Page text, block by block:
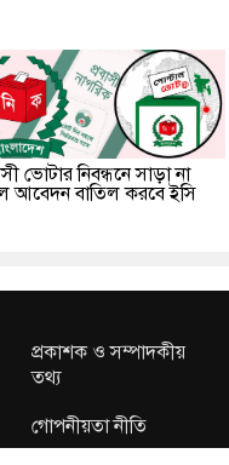
ভোটার নিবন্ধনে সাড়া না
আবেদন বাতিল করবে ইসি
প্রকাশক ও সম্পাদকীয়
তথ্য
গোপনীয়তা নীতি